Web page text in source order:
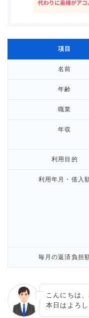
項目
名前
年齢
職業
年収
利用目的
利用年月・借入
毎月の返済負担
こんにちは、
本日はよろ